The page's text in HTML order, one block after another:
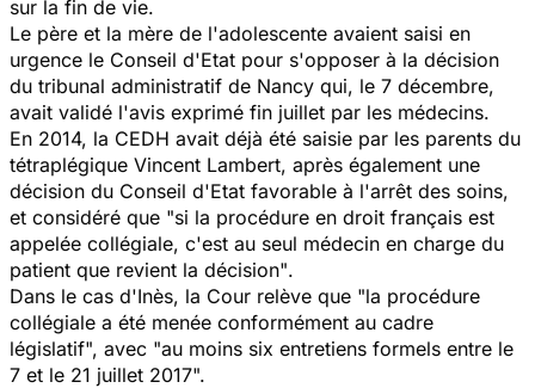
sur la fin de vie.
Le père et la mère de l'adolescente avaient saisi en
urgence le Conseil d'Etat pour s'opposer à la décision
du tribunal administratif de Nancy qui, le 7 décembre,
avait validé l'avis exprimé fin juillet par les médecins.
En 2014, la CEDH avait déjà été saisie par les parents du
tétraplégique Vincent Lambert, après également une
décision du Conseil d'Etat favorable à l'arrêt des soins,
et considéré que "si la procédure en droit français est
appelée collégiale, c'est au seul médecin en charge du
patient que revient la décision".
Dans le cas d'Inès, la Cour relève que "la procédure
collégiale a été menée conformément au cadre
législatif", avec "au moins six entretiens formels entre le
7 et le 21 juillet 2017".